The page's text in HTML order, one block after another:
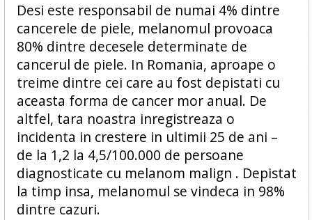
Desi este responsabil de numai 4% dintre
cancerele de piele, melanomul provoaca
80% dintre decesele determinate de
cancerul de piele. In Romania, aproape o
treime dintre cei care au fost depistati cu
aceasta forma de cancer mor anual. De
altfel, tara noastra inregistreaza o
incidenta in crestere in ultimii 25 de ani –
de la 1,2 la 4,5/100.000 de persoane
diagnosticate cu melanom malign . Depistat
la timp insa, melanomul se vindeca in 98%
dintre cazuri.